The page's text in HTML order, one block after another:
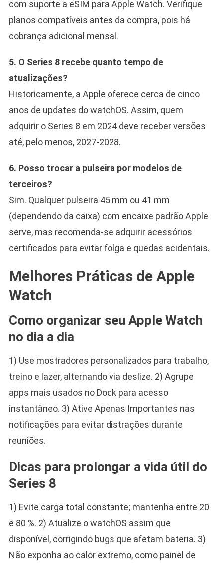
com suporte a eSIM para Apple Watch. Verifique
planos compatíveis antes da compra, pois há
cobrança adicional mensal.
5. O Series 8 recebe quanto tempo de
atualizações?
Historicamente, a Apple oferece cerca de cinco
anos de updates do watchOS. Assim, quem
adquirir o Series 8 em 2024 deve receber versões
até, pelo menos, 2027-2028.
6. Posso trocar a pulseira por modelos de
terceiros?
Sim. Qualquer pulseira 45 mm ou 41 mm
(dependendo da caixa) com encaixe padrão Apple
serve, mas recomenda-se adquirir acessórios
certificados para evitar folga e quedas acidentais.
Melhores Práticas de Apple
Watch
Como organizar seu Apple Watch
no dia a dia
1) Use mostradores personalizados para trabalho,
treino e lazer, alternando via deslize. 2) Agrupe
apps mais usados no Dock para acesso
instantâneo. 3) Ative Apenas Importantes nas
notificações para evitar distrações durante
reuniões.
Dicas para prolongar a vida útil do
Series 8
1) Evite carga total constante; mantenha entre 20
e 80 %. 2) Atualize o watchOS assim que
disponível, corrigindo bugs que afetam bateria. 3)
Não exponha ao calor extremo, como painel de